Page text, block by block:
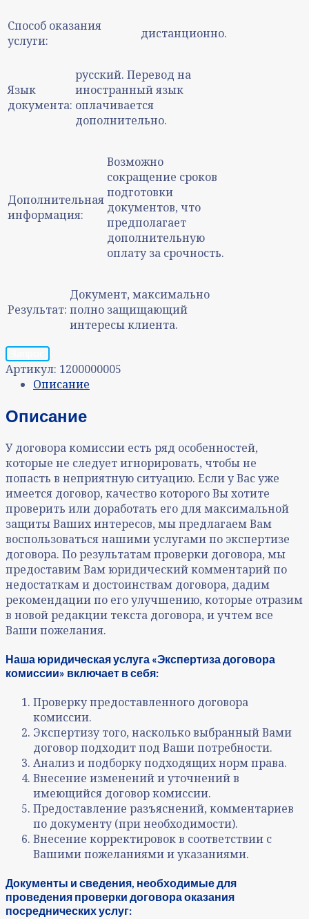
Способ оказания
услуги:
дистанционно.
Язык
документа:
русский. Перевод на
иностранный язык
оплачивается
дополнительно.
Дополнительная
информация:
Возможно
сокращение сроков
подготовки
документов, что
предполагает
дополнительную
оплату за срочность.
Результат:
Документ, максимально
полно защищающий
интересы клиента.
Артикул: 1200000005
Описание
Описание
У договора комиссии есть ряд особенностей,
которые не следует игнорировать, чтобы не
попасть в неприятную ситуацию. Если у Вас уже
имеется договор, качество которого Вы хотите
проверить или доработать его для максимальной
защиты Ваших интересов, мы предлагаем Вам
воспользоваться нашими услугами по экспертизе
договора. По результатам проверки договора, мы
предоставим Вам юридический комментарий по
недостаткам и достоинствам договора, дадим
рекомендации по его улучшению, которые отразим
в новой редакции текста договора, и учтем все
Ваши пожелания.
Наша юридическая услуга «Экспертиза договора
комиссии» включает в себя:
Проверку предоставленного договора
комиссии.
Экспертизу того, насколько выбранный Вами
договор подходит под Ваши потребности.
Анализ и подборку подходящих норм права.
Внесение изменений и уточнений в
имеющийся договор комиссии.
Предоставление разъяснений, комментариев
по документу (при необходимости).
Внесение корректировок в соответствии с
Вашими пожеланиями и указаниями.
Документы и сведения, необходимые для
проведения проверки договораоказания
посреднических услуг: